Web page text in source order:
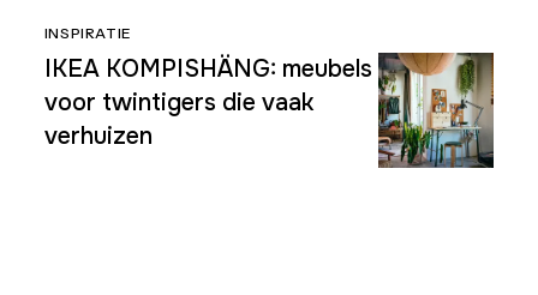
INSPIRATIE
IKEA KOMPISHÄNG: meubels
voor twintigers die vaak
verhuizen